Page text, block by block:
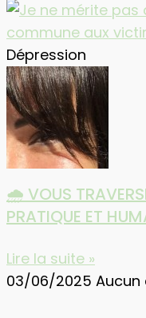
Dépression
🌧️ VOUS
PRATIQUE ET
Lire la suite »
03/06/2025